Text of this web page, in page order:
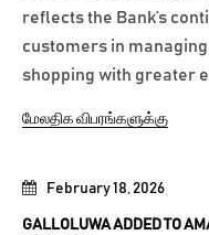
February 18, 2026
GALLOLUWA ADDED TO
reflects the Bank’s
customers in
shopping with greater
மேலதிக விபரங்களுக்கு